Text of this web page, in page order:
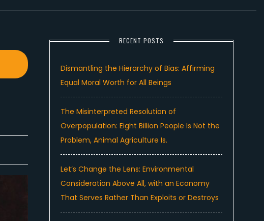
RECENT POSTS
Dismantling the Hierarchy of Bias: Affirming
Equal Moral Worth for All Beings
The Misinterpreted Resolution of
Overpopulation: Eight Billion People Is Not the
Problem, Animal Agriculture Is.
Let’s Change the Lens: Environmental
Consideration Above All, with an Economy
That Serves Rather Than Exploits or Destroys